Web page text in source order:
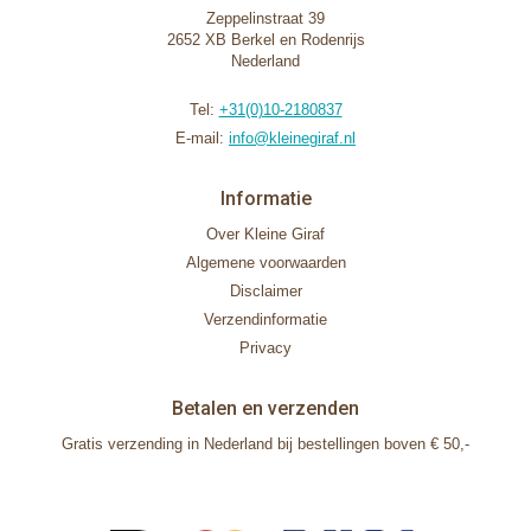
Zeppelinstraat 39
2652 XB Berkel en Rodenrijs
Nederland
Tel: +31(0)10-2180837
E-mail: info@kleinegiraf.nl
Informatie
Over Kleine Giraf
Algemene voorwaarden
Disclaimer
Verzendinformatie
Privacy
Betalen en verzenden
Gratis verzending in Nederland bij bestellingen boven € 50,-